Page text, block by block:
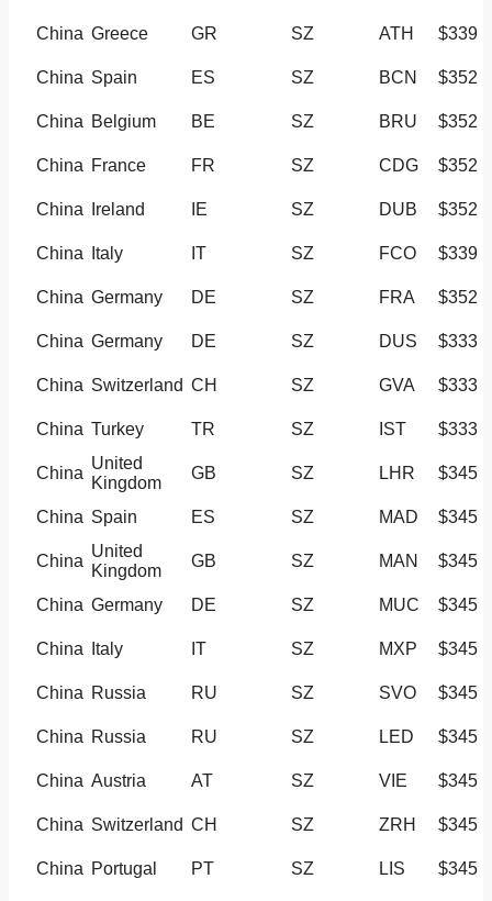
China Greece GR SZ ATH $339
China Spain ES SZ BCN $352
China Belgium BE SZ BRU $352
China France FR SZ CDG $352
China Ireland IE SZ DUB $352
China Italy IT SZ FCO $339
China Germany DE SZ FRA $352
China Germany DE SZ DUS $333
China Switzerland CH SZ GVA $333
China Turkey TR SZ IST $333
China
United
Kingdom
GB SZ LHR $345
China Spain ES SZ MAD $345
China
United
Kingdom
GB SZ MAN $345
China Germany DE SZ MUC $345
China Italy IT SZ MXP $345
China Russia RU SZ SVO $345
China Russia RU SZ LED $345
China Austria AT SZ VIE $345
China Switzerland CH SZ ZRH $345
China Portugal PT SZ LIS $345